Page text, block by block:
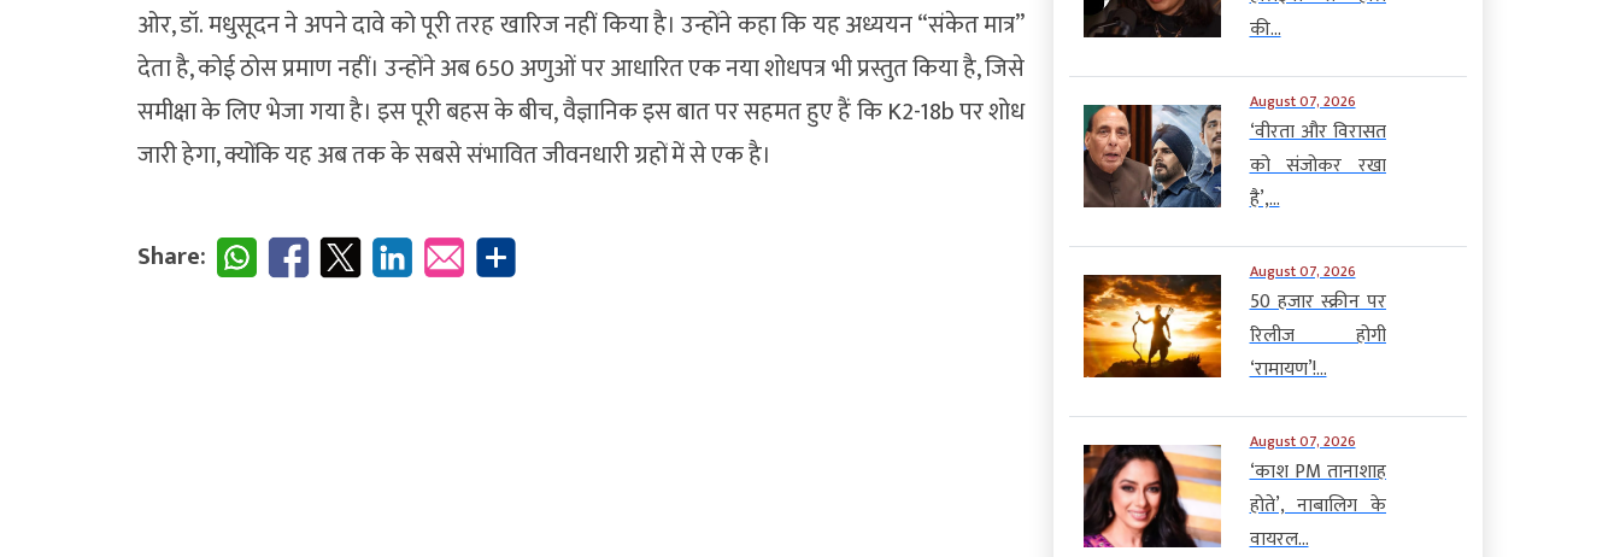
ओर, डॉ. मधुसूदन ने अपने दावे को पूरी तरह खारिज नहीं किया है। उन्होंने कहा कि यह अध्ययन “संकेत मात्र”
देता है, कोई ठोस प्रमाण नहीं। उन्होंने अब 650 अणुओं पर आधारित एक नया शोधपत्र भी प्रस्तुत किया है, जिसे
समीक्षा के लिए भेजा गया है। इस पूरी बहस के बीच, वैज्ञानिक इस बात पर सहमत हुए हैं कि K2-18b पर शोध
जारी हेगा, क्योंकि यह अब तक के सबसे संभावित जीवनधारी ग्रहों में से एक है।
Share:
की...
August 07, 2026
‘वीरता और विरासत
को संजोकर रखा
है’,...
August 07, 2026
50 हजार स्क्रीन पर
रिलीज होगी
‘रामायण’!...
August 07, 2026
‘काश PM तानाशाह
होते’, नाबालिग के
वायरल...